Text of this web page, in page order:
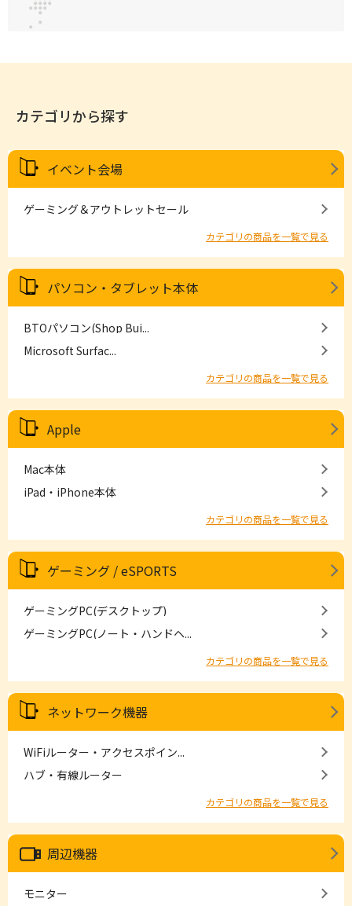
カテゴリから探す
イベント会場
ゲーミング＆アウトレットセール
カテゴリの商品を一覧で見る
パソコン・タブレット本体
BTOパソコン(Shop Bui...
Microsoft Surfac...
カテゴリの商品を一覧で見る
Apple
Mac本体
iPad・iPhone本体
カテゴリの商品を一覧で見る
ゲーミング / eSPORTS
ゲーミングPC(デスクトップ)
ゲーミングPC(ノート・ハンドヘ...
カテゴリの商品を一覧で見る
ネットワーク機器
WiFiルーター・アクセスポイン...
ハブ・有線ルーター
カテゴリの商品を一覧で見る
周辺機器
モニター